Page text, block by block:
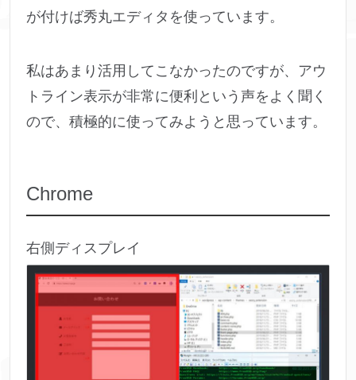
が付けば秀丸エディタを使っています。
私はあまり活用してこなかったのですが、アウ
トライン表示が非常に便利という声をよく聞く
ので、積極的に使ってみようと思っています。
Chrome
右側ディスプレイ